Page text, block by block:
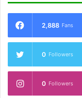
2,888 Fans
0 Followers
0 Followers